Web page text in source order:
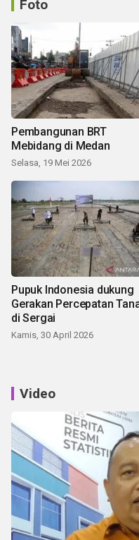
Foto
Pembangunan BRT
Mebidang di Medan
Selasa, 19 Mei 2026
Pupuk Indonesia dukung
Gerakan Percepatan
di Sergai
Kamis, 30 April 2026
Video